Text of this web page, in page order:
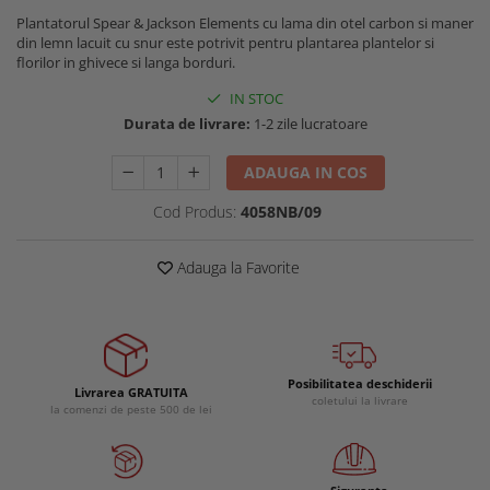
Buzunare externe
Echipamente specializate
Echipamente trimeri ongloane
Casti si antifoane protectie
Menghine si prese
Plantatorul Spear & Jackson Elements cu lama din otel carbon si maner
din lemn lacuit cu snur este potrivit pentru plantarea plantelor si
florilor in ghivece si langa borduri.
IN STOC
Durata de livrare: 1-2 zile lucratoare
ADAUGA IN COS
Cod Produs: 4058NB/09
Adauga la Favorite
Livrarea GRATUITA
la comenzi de peste 500 de lei
Posibilitatea deschiderii
coletului la livrare